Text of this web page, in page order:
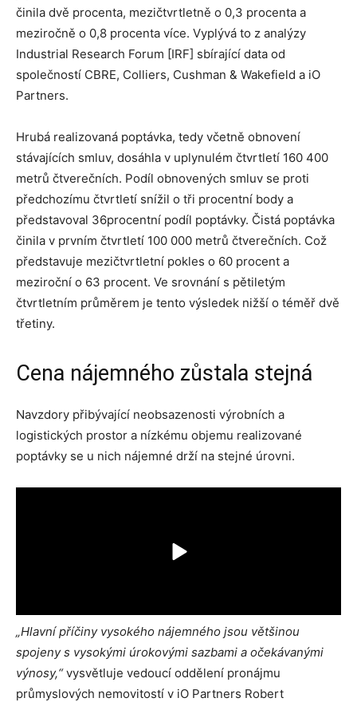
činila dvě procenta, mezičtvrtletně o 0,3 procenta a
meziročně o 0,8 procenta více. Vyplývá to z analýzy
Industrial Research Forum [IRF] sbírající data od
společností CBRE, Colliers, Cushman & Wakefield a iO
Partners.
Hrubá realizovaná poptávka, tedy včetně obnovení
stávajících smluv, dosáhla v uplynulém čtvrtletí 160 400
metrů čtverečních. Podíl obnovených smluv se proti
předchozímu čtvrtletí snížil o tři procentní body a
představoval 36procentní podíl poptávky. Čistá poptávka
činila v prvním čtvrtletí 100 000 metrů čtverečních. Což
představuje mezičtvrtletní pokles o 60 procent a
meziroční o 63 procent. Ve srovnání s pětiletým
čtvrtletním průměrem je tento výsledek nižší o téměř dvě
třetiny.
Cena nájemného zůstala stejná
Navzdory přibývající neobsazenosti výrobních a
logistických prostor a nízkému objemu realizované
poptávky se u nich nájemné drží na stejné úrovni.
„Hlavní příčiny vysokého nájemného jsou většinou
spojeny s vysokými úrokovými sazbami a očekávanými
výnosy,“vysvětluje vedoucí oddělení pronájmu
průmyslových nemovitostí v iO Partners Robert